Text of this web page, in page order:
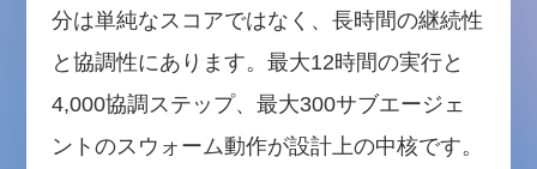
分は単純なスコアではなく、長時間の継続性
と協調性にあります。最大12時間の実行と
4,000協調ステップ、最大300サブエージェ
ントのスウォーム動作が設計上の中核です。